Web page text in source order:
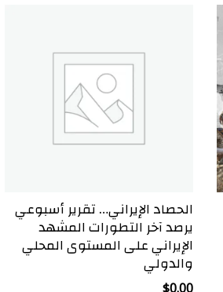
الحصاد الإيراني… تقرير أسبوعي
يرصد آخر التطورات المشهد
الإيراني على المستوى المحلي
والدولي